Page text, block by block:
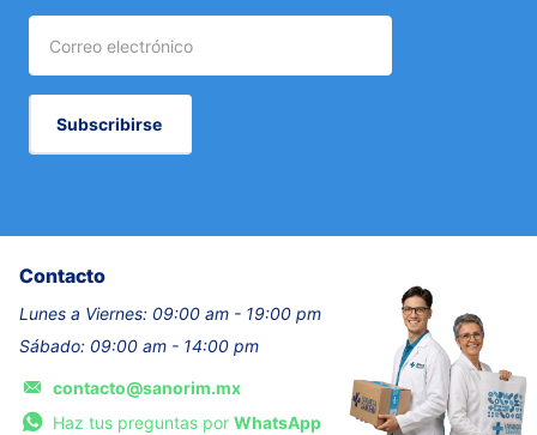
Subscribirse
Contacto
Lunes a Viernes: 09:00 am - 19:00 pm
Sábado: 09:00 am - 14:00 pm
contacto@sanorim.mx
Haz tus preguntas por WhatsApp